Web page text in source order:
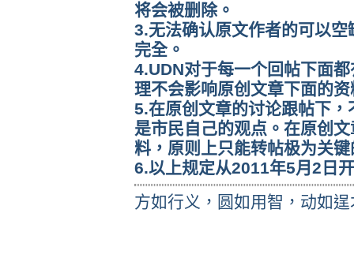
将会被删除。
3.无法确认原文作者的可以
完全。
4.UDN对于每一个回帖下面
理不会影响原创文章下面的
5.在原创文章的讨论跟帖下
是市民自己的观点。在原创
料，原则上只能转帖极为关
6.以上规定从2011年5月2日
方如行义，圆如用智，动如